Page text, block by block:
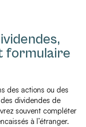
formulaire
des actions ou des
dividendes de
souvent compléter
à l’étranger.